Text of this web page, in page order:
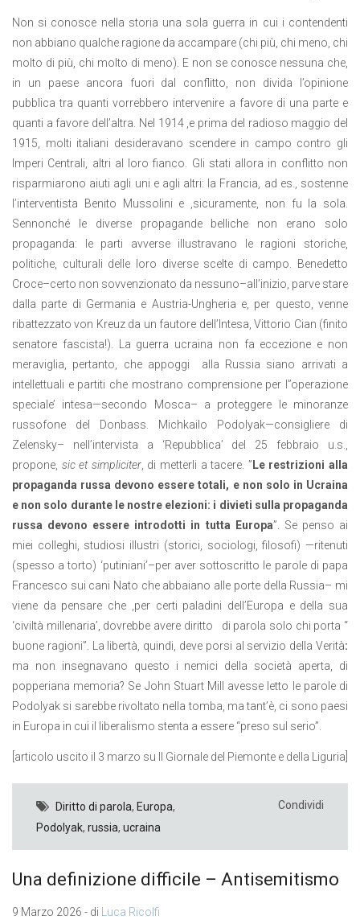
Non si conosce nella storia una sola guerra in cui i contendenti
non abbiano qualche ragione da accampare (chi più, chi meno, chi
molto di più, chi molto di meno). E non se conosce nessuna che,
in un paese ancora fuori dal conflitto, non divida l’opinione
pubblica tra quanti vorrebbero intervenire a favore di una parte e
quanti a favore dell’altra. Nel 1914 ,e prima del radioso maggio del
1915, molti italiani desideravano scendere in campo contro gli
Imperi Centrali, altri al loro fianco. Gli stati allora in conflitto non
risparmiarono aiuti agli uni e agli altri: la Francia, ad es., sostenne
l’interventista Benito Mussolini e ,sicuramente, non fu la sola.
Sennonché le diverse propagande belliche non erano solo
propaganda: le parti avverse illustravano le ragioni storiche,
politiche, culturali delle loro diverse scelte di campo. Benedetto
Croce–certo non sovvenzionato da nessuno–all’inizio, parve stare
dalla parte di Germania e Austria-Ungheria e, per questo, venne
ribattezzato von Kreuz da un fautore dell’Intesa, Vittorio Cian (finito
senatore fascista!). La guerra ucraina non fa eccezione e non
meraviglia, pertanto, che appoggi
alla Russia siano arrivati a
intellettuali e partiti che mostrano comprensione per l’’operazione
speciale’ intesa—secondo Mosca– a proteggere le minoranze
russofone del Donbass. Michkailo Podolyak—consigliere di
Zelensky– nell’intervista a ‘Repubblica’ del 25 febbraio u.s.,
propone, sic et simpliciter, di metterli a tacere. ” Le restrizioni alla
propaganda russa devono essere totali, e non solo in Ucraina
e non solo durante le nostre elezioni: i divieti sulla propaganda
russa devono essere introdotti in tutta Europa”. Se penso ai
miei colleghi, studiosi illustri (storici, sociologi, filosofi) —ritenuti
(spesso a torto) ‘putiniani’–per aver sottoscritto le parole di papa
Francesco sui cani Nato che abbaiano alle porte della Russia– mi
viene da pensare che ,per certi paladini dell’Europa e della sua
‘civiltà millenaria’, dovrebbe avere diritto
di parola solo chi porta “
buone ragioni”. La libertà, quindi, deve porsi al servizio della Verità:
ma non insegnavano questo i nemici della società aperta, di
popperiana memoria? Se John Stuart Mill avesse letto le parole di
Podolyak si sarebbe rivoltato nella tomba, ma tant’è, ci sono paesi
in Europa in cui il liberalismo stenta a essere “preso sul serio”.
[articolo uscito il 3 marzo su Il Giornale del Piemonte e della Liguria]
Diritto di parola, Europa,
Podolyak, russia, ucraina
Condividi
Una definizione difficile – Antisemitismo
9 Marzo 2026 - di Luca Ricolfi